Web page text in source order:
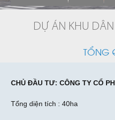
DỰ ÁN KHU
TỔNG
CHỦ ĐẦU TƯ: CÔNG TY CỔ
Tổng diện tích : 40ha